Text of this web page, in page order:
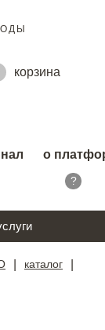
корзина
о
?
каталог